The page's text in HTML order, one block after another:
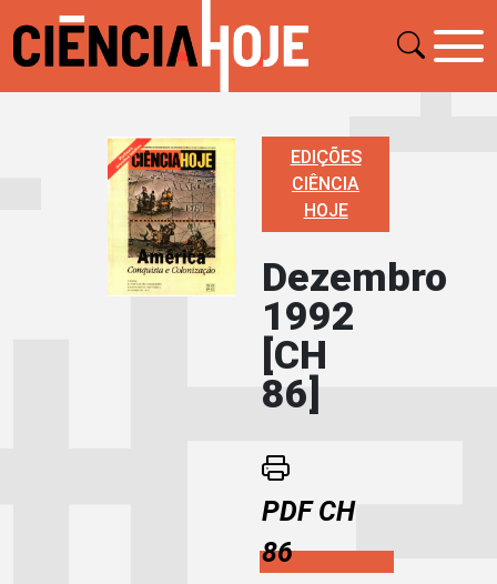
EDIÇÕES
CIÊNCIA
HOJE
Dezembro
1992
[CH
86]
PDF CH
86